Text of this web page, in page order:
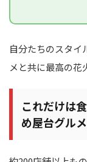
自分たちのスタイ
メと共に最高の花
これだけは
め屋台グル